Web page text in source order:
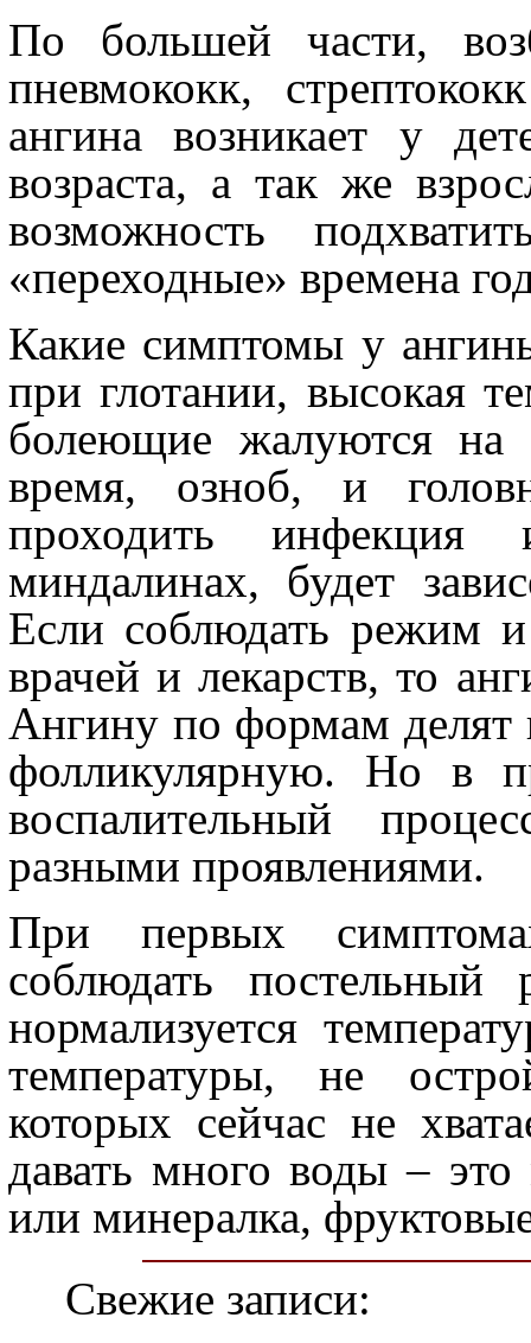
По большей части,
пневмококк,
ангина возникает у
возраста, а так же
возможность
«переходные» времена
Какие симптомы у
при глотании, высокая
болеющие жалуются на
время, озноб, и
проходить
миндалинах, будет
Если соблюдать режим и
врачей и лекарств, то
Ангину по формам делят
фолликулярную. Но в
воспалительный
разными проявлениями.
При первых
соблюдать
нормализуется
температуры, не
которых сейчас не
давать много воды –
или минералка,
Свежие записи: